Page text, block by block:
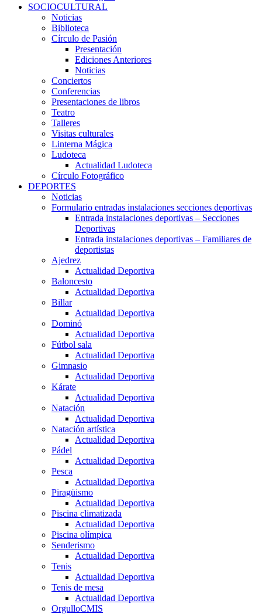
SOCIOCULTURAL
Noticias
Biblioteca
Círculo de Pasión
Presentación
Ediciones Anteriores
Noticias
Conciertos
Conferencias
Presentaciones de libros
Teatro
Talleres
Visitas culturales
Linterna Mágica
Ludoteca
Actualidad Ludoteca
Círculo Fotográfico
DEPORTES
Noticias
Formulario entradas instalaciones secciones deportivas
Entrada instalaciones deportivas – Secciones
Deportivas
Entrada instalaciones deportivas – Familiares de
deportistas
Ajedrez
Actualidad Deportiva
Baloncesto
Actualidad Deportiva
Billar
Actualidad Deportiva
Dominó
Actualidad Deportiva
Fútbol sala
Actualidad Deportiva
Gimnasio
Actualidad Deportiva
Kárate
Actualidad Deportiva
Natación
Actualidad Deportiva
Natación artística
Actualidad Deportiva
Pádel
Actualidad Deportiva
Pesca
Actualidad Deportiva
Piragüismo
Actualidad Deportiva
Piscina climatizada
Actualidad Deportiva
Piscina olímpica
Senderismo
Actualidad Deportiva
Tenis
Actualidad Deportiva
Tenis de mesa
Actualidad Deportiva
OrgulloCMIS